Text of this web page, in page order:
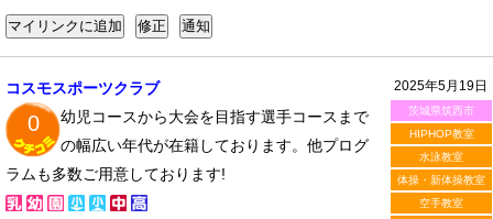
2025年5月19日
茨城県筑西市
HIPHOP教室
水泳教室
体操・新体操教室
空手教室
コスモスポーツクラブ
0
幼児コースから大会を目指す選手コースまで
の幅広い年代が在籍しております。他プログ
ラムも多数ご用意しております!